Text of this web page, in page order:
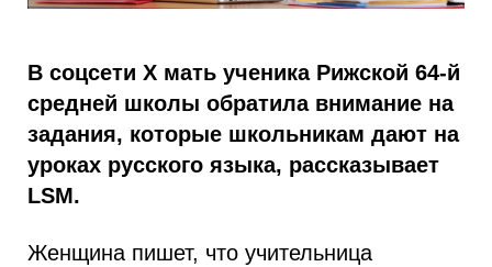
В соцсети X мать ученика Рижской 64-й
средней школы обратила внимание на
задания, которые школьникам дают на
уроках русского языка, рассказывает
LSM.
Женщина пишет, что учительница